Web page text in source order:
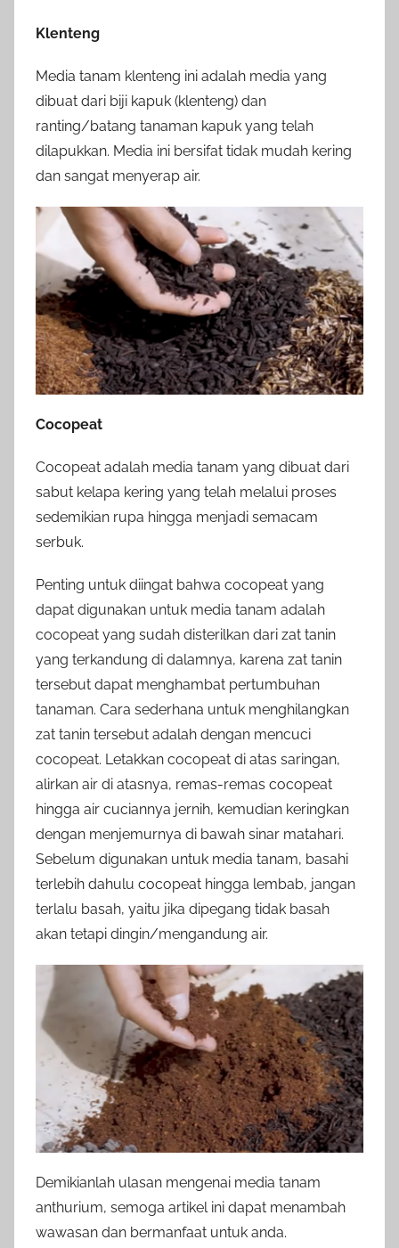
Klenteng
Media tanam klenteng ini adalah media yang
dibuat dari biji kapuk (klenteng) dan
ranting/batang tanaman kapuk yang telah
dilapukkan. Media ini bersifat tidak mudah kering
dan sangat menyerap air.
Cocopeat
Cocopeat adalah media tanam yang dibuat dari
sabut kelapa kering yang telah melalui proses
sedemikian rupa hingga menjadi semacam
serbuk.
Penting untuk diingat bahwa cocopeat yang
dapat digunakan untuk media tanam adalah
cocopeat yang sudah disterilkan dari zat tanin
yang terkandung di dalamnya, karena zat tanin
tersebut dapat menghambat pertumbuhan
tanaman. Cara sederhana untuk menghilangkan
zat tanin tersebut adalah dengan mencuci
cocopeat. Letakkan cocopeat di atas saringan,
alirkan air di atasnya, remas-remas cocopeat
hingga air cuciannya jernih, kemudian keringkan
dengan menjemurnya di bawah sinar matahari.
Sebelum digunakan untuk media tanam, basahi
terlebih dahulu cocopeat hingga lembab, jangan
terlalu basah, yaitu jika dipegang tidak basah
akan tetapi dingin/mengandung air.
Demikianlah ulasan mengenai media tanam
anthurium, semoga artikel ini dapat menambah
wawasan dan bermanfaat untuk anda.